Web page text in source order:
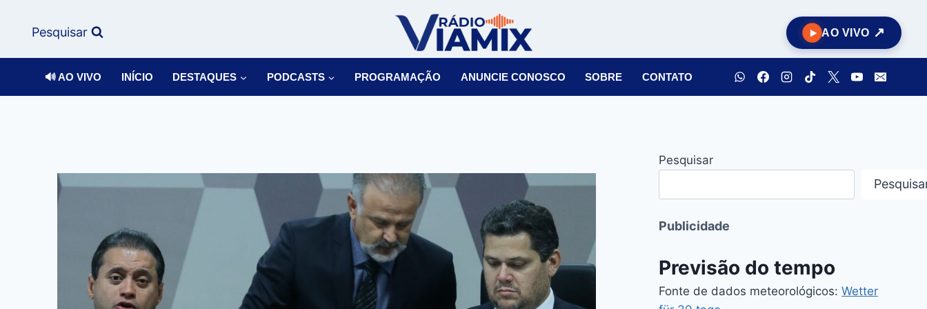
Pesquisar AO VIVO
🔊 AO VIVO INÍCIO DESTAQUES PODCASTS PROGRAMAÇÃO ANUNCIE CONOSCO SOBRE CONTATO
Pesquisar
Publicidade
Previsão do tempo
Fonte de dados meteorológicos:Wetter